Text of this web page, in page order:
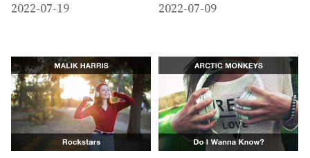
2022-07-19 2022-07-09